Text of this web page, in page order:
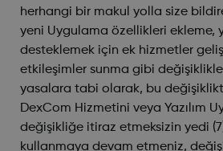
herhangi bir makul yolla size
yeni Uygulama özellikleri ekleme,
desteklemek için ek hizmetler
etkileşimler sunma gibi
yasalara tabi olarak, bu
DexCom Hizmetini veya Yazılım
değişikliğe itiraz etmeksizin yedi
kullanmaya devam etmeniz,